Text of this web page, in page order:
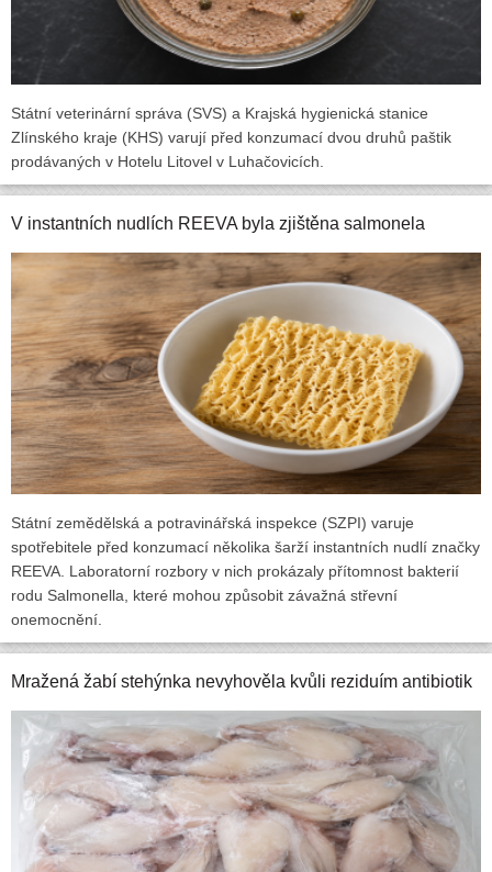
Státní veterinární správa (SVS) a Krajská hygienická stanice
Zlínského kraje (KHS) varují před konzumací dvou druhů paštik
prodávaných v Hotelu Litovel v Luhačovicích.
V instantních nudlích REEVA byla zjištěna salmonela
Státní zemědělská a potravinářská inspekce (SZPI) varuje
spotřebitele před konzumací několika šarží instantních nudlí značky
REEVA. Laboratorní rozbory v nich prokázaly přítomnost bakterií
rodu Salmonella, které mohou způsobit závažná střevní
onemocnění.
Mražená žabí stehýnka nevyhověla kvůli reziduím antibiotik